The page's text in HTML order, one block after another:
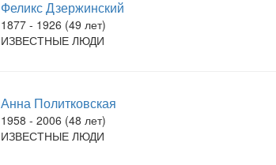
Феликс Дзержинский
1877 - 1926 (49 лет)
ИЗВЕСТНЫЕ ЛЮДИ
Анна Политковская
1958 - 2006 (48 лет)
ИЗВЕСТНЫЕ ЛЮДИ